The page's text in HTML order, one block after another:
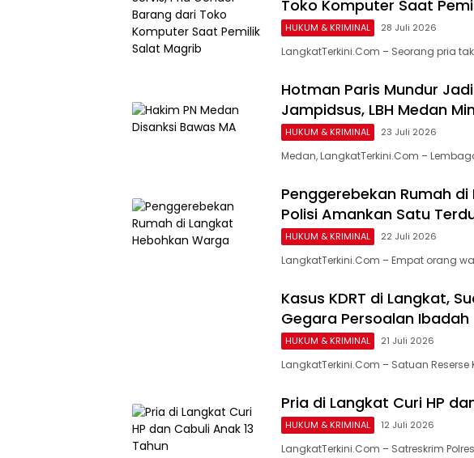
Toko Komputer Saat
HUKUM & KRIMINAL 28 Juli 2026
LangkatTerkini.Com – Seorang pria
Hotman Paris Mundur
Jampidsus, LBH Medan
HUKUM & KRIMINAL 23 Juli 2026
Medan, LangkatTerkini.Com –
Penggerebekan Rumah
Polisi Amankan Satu
HUKUM & KRIMINAL 22 Juli 2026
LangkatTerkini.Com – Empat orang
Kasus KDRT di Langkat,
Gegara Persoalan Ibadah
HUKUM & KRIMINAL 21 Juli 2026
LangkatTerkini.Com – Satuan
Pria di Langkat Curi HP
HUKUM & KRIMINAL 12 Juli 2026
LangkatTerkini.Com – Satreskrim